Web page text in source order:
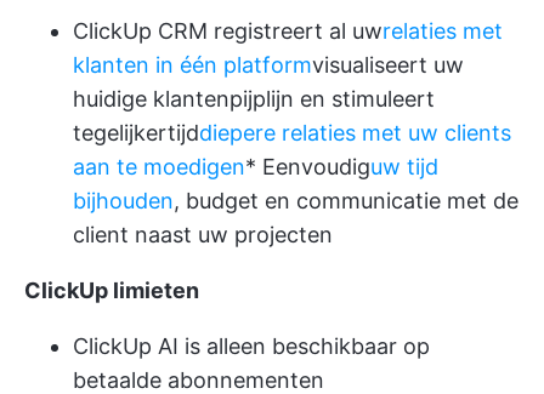
ClickUp CRM registreert al uwrelaties met
klanten in één platformvisualiseert uw
huidige klantenpijplijn en stimuleert
tegelijkertijddiepere relaties met uw clients
aan te moedigen* Eenvoudiguw tijd
bijhouden, budget en communicatie met de
client naast uw projecten
ClickUp limieten
ClickUp AI is alleen beschikbaar op
betaalde abonnementen